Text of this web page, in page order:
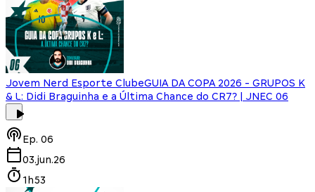
Jovem Nerd Esporte ClubeGUIA DA COPA 2026 - GRUPOS K
& L: Didi Braguinha e a Última Chance do CR7? | JNEC 06
Ep. 06
03.jun.26
1h53